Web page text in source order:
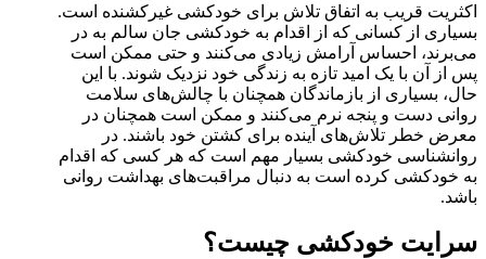
اکثریت قریب به اتفاق تلاش برای خودکشی غیرکشنده است.
بسیاری از کسانی که از اقدام به خودکشی جان سالم به در
می‌برند، احساس آرامش زیادی می‌کنند و حتی ممکن است
پس از آن با یک امید تازه به زندگی خود نزدیک شوند. با این
حال، بسیاری از بازماندگان همچنان با چالش‌های سلامت
روانی دست و پنجه نرم می‌کنند و ممکن است همچنان در
معرض خطر تلاش‌های آینده برای کشتن خود باشند. در
روانشناسی خودکشی بسیار مهم است که هر کسی که اقدام
به خودکشی کرده است به دنبال مراقبت‌های بهداشت روانی
باشد.
سرایت خودکشی چیست؟